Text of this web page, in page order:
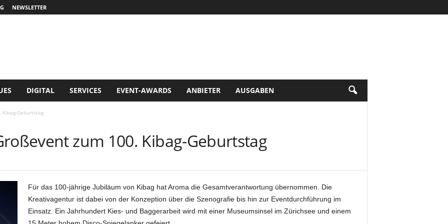
NEWSLETTER
DIGITAL SERVICES EVENT-AWARDS ANBIETER AUSGABEN
Geburtstag
zum 100. Kibag-Geburtstag
Für das 100-jährige Jubiläum von Kibag hat Aroma die Gesamtverantwortung übernommen. Die
Kreativagentur ist dabei von der Konzeption über die Szenografie bis hin zur Eventdurchführung im
Einsatz. Ein Jahrhundert Kies- und Baggerarbeit wird mit einer Museumsinsel im Zürichsee und einem